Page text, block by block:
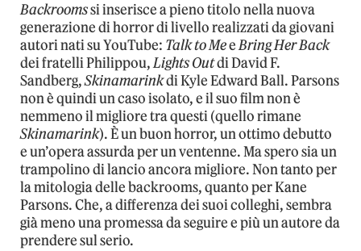
Backroomssi inserisce a pieno titolo nella nuova
generazione di horror di livello realizzati da giovani
autori nati su YouTube: Talk to MeeBring Her Back
dei fratelli Philippou,Lights Outdi David F.
Sandberg,Skinamarinkdi Kyle Edward Ball. Parsons
non è quindi un caso isolato, e il suo film non è
nemmeno il migliore tra questi (quello rimane
Skinamarink). È un buon horror, un ottimo debutto
e un’opera assurda per un ventenne. Ma spero sia un
trampolino di lancio ancora migliore. Non tanto per
la mitologia delle backrooms, quanto per Kane
Parsons. Che, a differenza dei suoi colleghi, sembra
già meno una promessa da seguire e più un autore da
prendere sul serio.